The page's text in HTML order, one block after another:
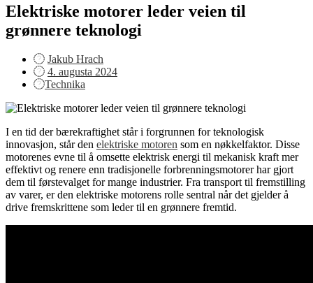
Elektriske motorer leder veien til
grønnere teknologi
Jakub Hrach
Posted
on
4. augusta 2024
Technika
I en tid der bærekraftighet står i forgrunnen for teknologisk
innovasjon, står den elektriske motoren som en nøkkelfaktor. Disse
motorenes evne til å omsette elektrisk energi til mekanisk kraft mer
effektivt og renere enn tradisjonelle forbrenningsmotorer har gjort
dem til førstevalget for mange industrier. Fra transport til fremstilling
av varer, er den elektriske motorens rolle sentral når det gjelder å
drive fremskrittene som leder til en grønnere fremtid.